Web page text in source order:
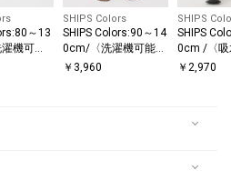
～13
機可
ーン シ
SHIPS Colors
SHIPS Colors:90～14
0cm/〈洗濯機可能〉
フラワー タック キュ
￥ 3,960
SHIPS
SHIPS
0cm /〈吸
接触冷感
￥2,970